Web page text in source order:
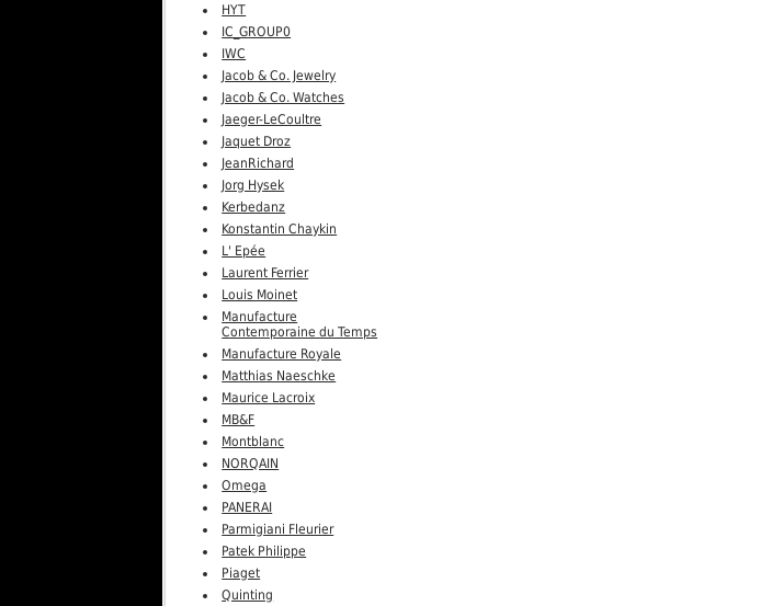
HYT
IC_GROUP0
IWC
Jacob & Co. Jewelry
Jacob & Co. Watches
Jaeger-LeCoultre
Jaquet Droz
JeanRichard
Jorg Hysek
Kerbedanz
Konstantin Chaykin
L' Epée
Laurent Ferrier
Louis Moinet
Manufacture
Contemporaine du Temps
Manufacture Royale
Matthias Naeschke
Maurice Lacroix
MB&F
Montblanc
NORQAIN
Omega
PANERAI
Parmigiani Fleurier
Patek Philippe
Piaget
Quinting